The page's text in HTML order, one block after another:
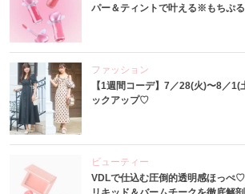
パー＆ティントで叶える※もちぷ
ファッション
【1週間コーデ】7／28(火)〜8／
ックアップ♡
ビューティー
VDLで仕込む圧倒的透明感ほっぺ